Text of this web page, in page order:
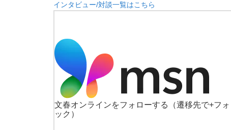
インタビュー/対談一覧はこちら
文春オンラインをフォローする
（遷移先で+フ
ック）